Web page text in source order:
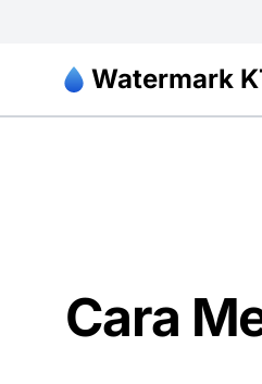
Watermark
Cara